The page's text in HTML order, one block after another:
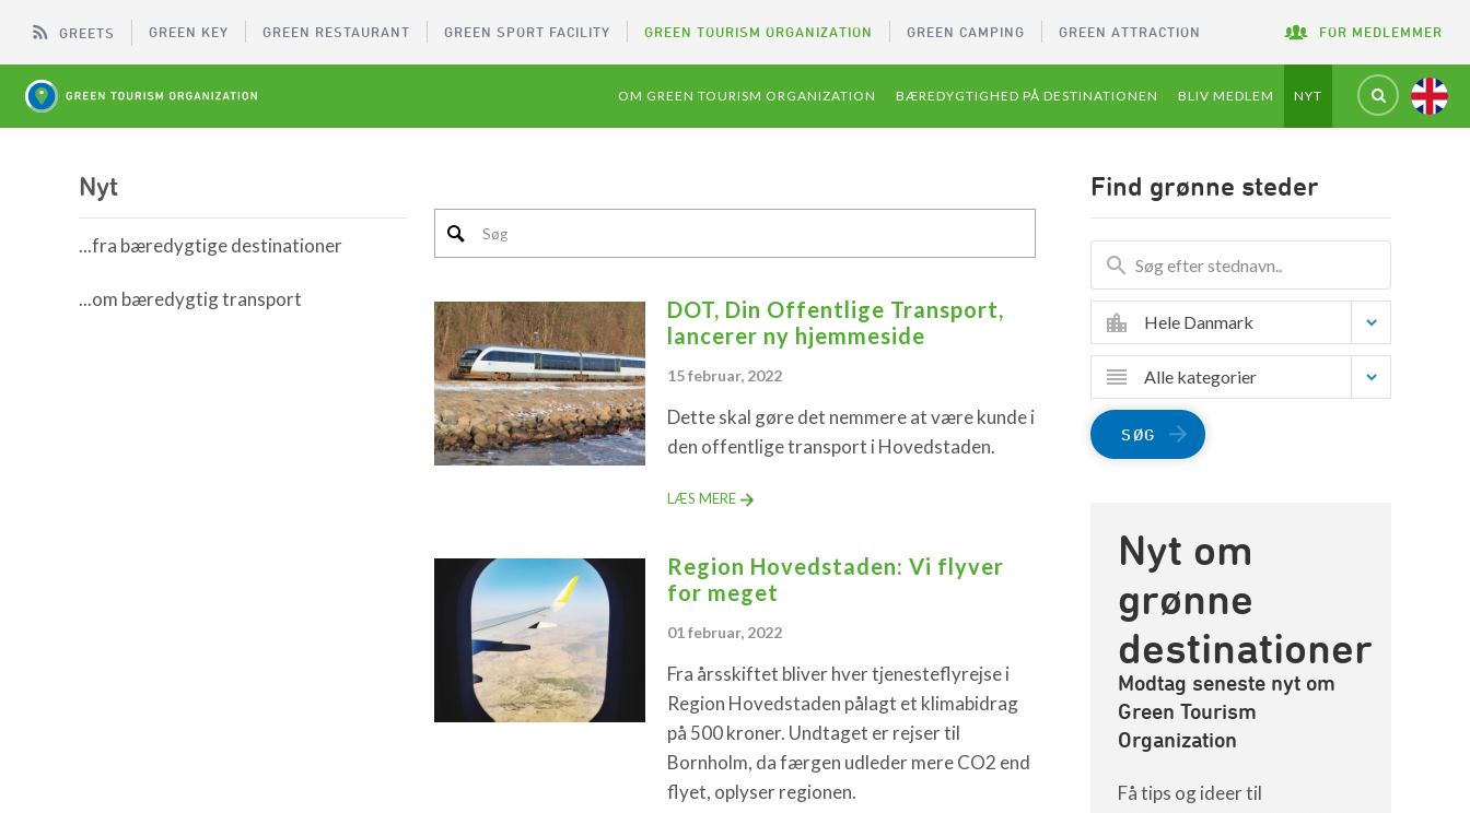
GREETS GREEN KEY GREEN RESTAURANT GREEN SPORT FACILITY GREEN TOURISM ORGANIZATION GREEN CAMPING GREEN ATTRACTION FOR MEDLEMMER
OM GREEN TOURISM ORGANIZATION BÆREDYGTIGHED PÅ DESTINATIONEN BLIV MEDLEM NYT
Nyt
...fra bæredygtige destinationer
...om bæredygtig transport
DOT, Din Offentlige Transport,
lancerer ny hjemmeside
15 februar, 2022
Dette skal gøre det nemmere at være kunde i
den offentlige transport i Hovedstaden.
LÆS MERE
Region Hovedstaden: Vi flyver
for meget
01 februar, 2022
Fra årsskiftet bliver hver tjenesteflyrejse i
Region Hovedstaden pålagt et klimabidrag
på 500 kroner. Undtaget er rejser til
Bornholm, da færgen udleder mere CO2 end
flyet, oplyser regionen.
Find grønne steder
Hele Danmark
Alle kategorier
SØG
Nyt om
grønne
destinationer
Modtag seneste nyt om
Green Tourism
Organization
Få tips og ideer til